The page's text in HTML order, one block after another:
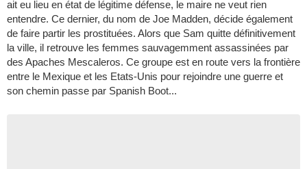
ait eu lieu en état de légitime défense, le maire ne veut rien
entendre. Ce dernier, du nom de Joe Madden, décide également
de faire partir les prostituées. Alors que Sam quitte définitivement
la ville, il retrouve les femmes sauvagemment assassinées par
des Apaches Mescaleros. Ce groupe est en route vers la frontière
entre le Mexique et les Etats-Unis pour rejoindre une guerre et
son chemin passe par Spanish Boot...